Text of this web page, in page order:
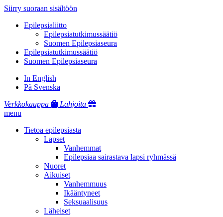
Siirry suoraan sisältöön
Epilepsialiitto
Epilepsiatutkimussäätiö
Suomen Epilepsiaseura
Epilepsiatutkimussäätiö
Suomen Epilepsiaseura
In English
På Svenska
Verkkokauppa
Lahjoita
menu
Tietoa epilepsiasta
Lapset
Vanhemmat
Epilepsiaa sairastava lapsi ryhmässä
Nuoret
Aikuiset
Vanhemmuus
Ikääntyneet
Seksuaalisuus
Läheiset